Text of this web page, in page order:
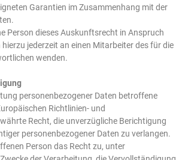
Garantien im Zusammenhang mit der
Person dieses Auskunftsrecht in Anspruch
hierzu jederzeit an einen Mitarbeiter des für die
wenden.
personenbezogener Daten betroffene
Richtlinien- und
Recht, die unverzügliche Berichtigung
personenbezogener Daten zu verlangen.
Person das Recht zu, unter